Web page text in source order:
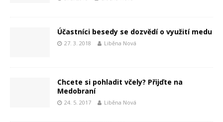
Účastníci besedy se dozvědí o využití medu
27. 3. 2018 Liběna Nová
Chcete si pohladit včely? Přijďte na
Medobraní
24. 5. 2017 Liběna Nová